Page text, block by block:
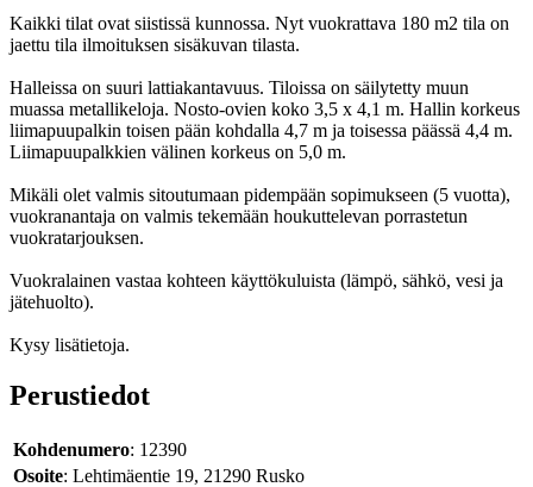
Kaikki tilat ovat siistissä kunnossa. Nyt vuokrattava 180 m2 tila on
jaettu tila ilmoituksen sisäkuvan tilasta.
Halleissa on suuri lattiakantavuus. Tiloissa on säilytetty muun
muassa metallikeloja. Nosto-ovien koko 3,5 x 4,1 m. Hallin korkeus
liimapuupalkin toisen pään kohdalla 4,7 m ja toisessa päässä 4,4 m.
Liimapuupalkkien välinen korkeus on 5,0 m.
Mikäli olet valmis sitoutumaan pidempään sopimukseen (5 vuotta),
vuokranantaja on valmis tekemään houkuttelevan porrastetun
vuokratarjouksen.
Vuokralainen vastaa kohteen käyttökuluista (lämpö, sähkö, vesi ja
jätehuolto).
Kysy lisätietoja.
Perustiedot
Kohdenumero: 12390
Osoite: Lehtimäentie 19, 21290 Rusko